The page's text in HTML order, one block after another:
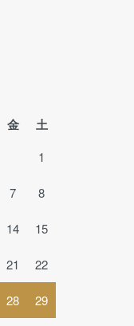
金 土
1
7 8
14 15
21 22
28 29